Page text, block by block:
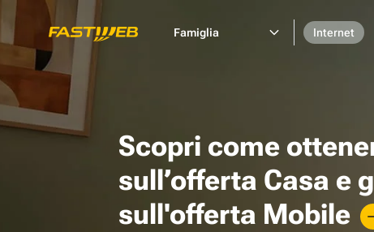
Famiglia Internet
Scopri come
sull’offerta Casa e
sull'offerta Mobile